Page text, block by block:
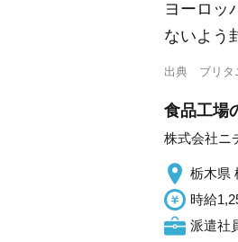
ヨーロッ
ないよう
出典 ブリタ
食品工場
株式会社ニ
栃木県
時給
派遣社